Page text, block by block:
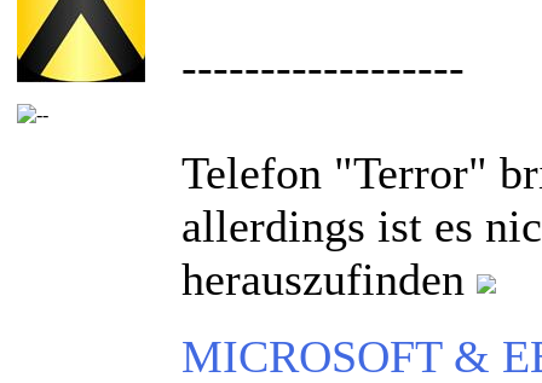
------------------
Telefon "Terror"
allerdings ist es
herauszufinden
MICROSOFT &